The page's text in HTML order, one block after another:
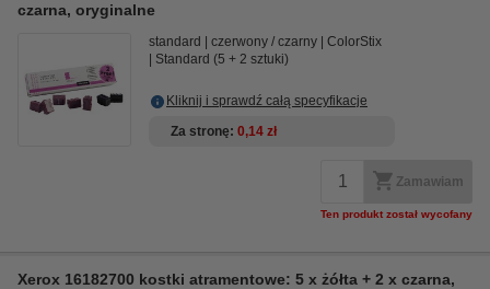
czarna, oryginalne
standard czerwony / czarny
ColorStix
Standard (5 + 2 sztuki)
Kliknij i sprawdź całą specyfikacje
Za stronę 0,14 zł
Zamawiam
Ten produkt został wycofany
Xerox 16182700 kostki atramentowe: 5 x żółta + 2 x czarna,